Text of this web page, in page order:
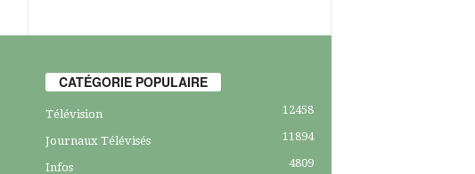
CATÉGORIE POPULAIRE
Télévision 12458
Journaux Télévisés 11894
Infos 4809